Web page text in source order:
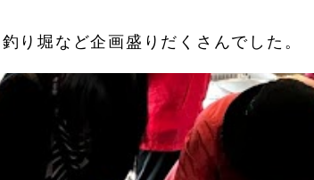
り堀など企画盛りだくさんでした。